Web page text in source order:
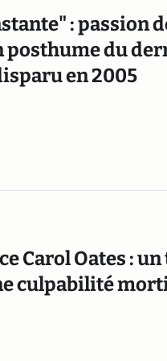
: passion
posthume du
en 2005
Carol Oates :
culpabilité